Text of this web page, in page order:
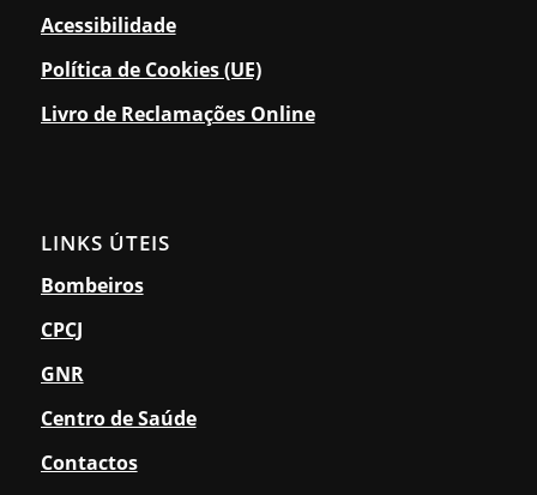
Acessibilidade
Política de Cookies (UE)
Livro de Reclamações Online
LINKS ÚTEIS
Bombeiros
CPCJ
GNR
Centro de Saúde
Contactos